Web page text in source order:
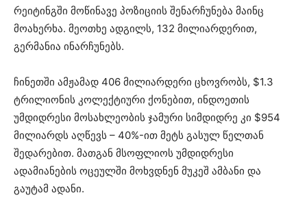
რეიტინგში მოწინავე პოზიციის შენარჩუნება მაინც
მოახერხა. მეოთხე ადგილს, 132 მილიარდერით,
გერმანია ინარჩუნებს.
ჩინეთში ამჟამად 406 მილიარდერი ცხოვრობს, $1.3
ტრილიონის კოლექტიური ქონებით, ინდოეთის
უმდიდრესი მოსახლეობის ჯამური სიმდიდრე კი $954
მილიარდს აღწევს – 40%-ით მეტს გასულ წელთან
შედარებით. მათგან მსოფლიოს უმდიდრესი
ადამიანების ოცეულში მოხვდნენ მუკეშ ამბანი და
გაუტამ ადანი.